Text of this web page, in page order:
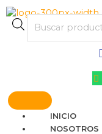
al
contenido
Products
search
INICIO
NOSOTROS